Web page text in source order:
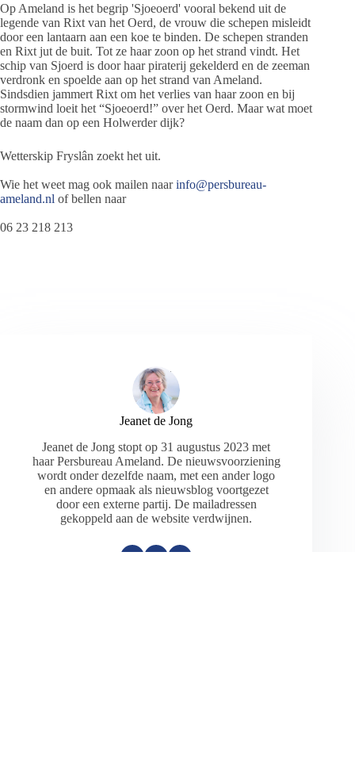
Op Ameland is het begrip 'Sjoeoerd' vooral bekend uit de
legende van Rixt van het Oerd, de vrouw die schepen misleidt
door een lantaarn aan een koe te binden. De schepen stranden
en Rixt jut de buit. Tot ze haar zoon op het strand vindt. Het
schip van Sjoerd is door haar piraterij gekelderd en de zeeman
verdronk en spoelde aan op het strand van Ameland.
Sindsdien jammert Rixt om het verlies van haar zoon en bij
stormwind loeit het “Sjoeoerd!” over het Oerd. Maar wat moet
de naam dan op een Holwerder dijk?
Wetterskip Fryslân zoekt het uit.
Wie het weet mag ook mailen naarinfo@persbureau-
ameland.nl of bellen naar
06 23 218 213
Jeanet de Jong
Jeanet de Jong stopt op 31 augustus 2023 met
haar Persbureau Ameland. De nieuwsvoorziening
wordt onder dezelfde naam, met een ander logo
en andere opmaak als nieuwsblog voortgezet
door een externe partij. De mailadressen
gekoppeld aan de website verdwijnen.